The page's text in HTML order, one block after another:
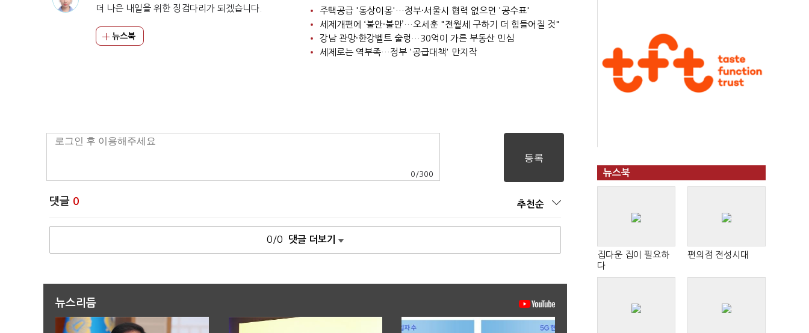
더 나은 내일을 위한 징검다리가 되겠습니다.
뉴스북
주택공급 '동상이몽'…정부·서울시 협력 없으면 '공수표'
세제개편에 ‘불안·불만’…오세훈 "전월세 구하기 더 힘들어질 것"
강남 관망·한강벨트 술렁…30억이 가른 부동산 민심
세제로는 역부족…정부 '공급대책' 만지작
0 /300
댓글 0 추천순
0/0 댓글 더보기
뉴스리듬
뉴스북
집다운 집이 필요하
다
편의점 전성시대